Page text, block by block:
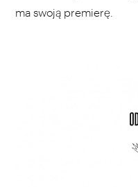
ma swoją premierę.